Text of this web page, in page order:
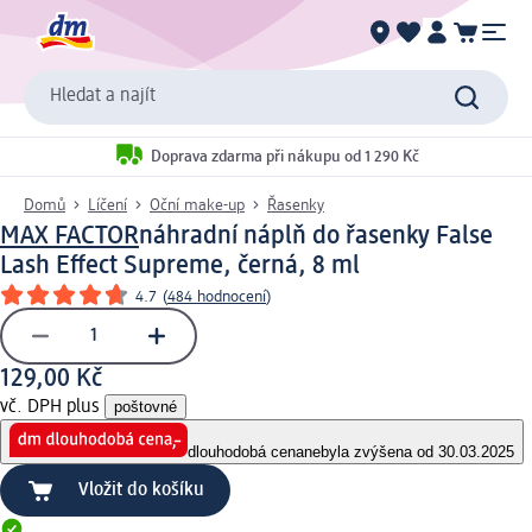
Hledat a najít
Doprava zdarma při nákupu od 1 290 Kč
Domů Líčení Oční make-up Řasenky
MAX FACTORnáhradní náplň do řasenky False
Lash Effect Supreme, černá, 8 ml
4.7 (484 hodnocení)
129,00 Kč
vč. DPH plus poštovné
dlouhodobá cenanebyla zvýšena od 30.03.2025
Vložit do košíku